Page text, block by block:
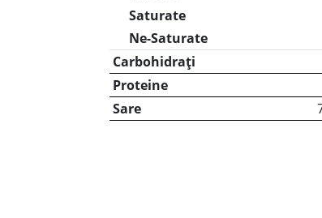
Saturate
Ne-Saturate
Carbohidrați
Proteine
Sare